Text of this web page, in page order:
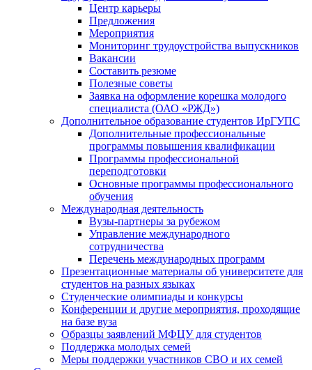
Центр карьеры
Предложения
Мероприятия
Мониторинг трудоустройства выпускников
Вакансии
Составить резюме
Полезные советы
Заявка на оформление корешка молодого
специалиста (ОАО «РЖД»)
Дополнительное образование студентов ИрГУПС
Дополнительные профессиональные
программы повышения квалификации
Программы профессиональной
переподготовки
Основные программы профессионального
обучения
Международная деятельность
Вузы-партнеры за рубежом
Управление международного
сотрудничества
Перечень международных программ
Презентационные материалы об университете для
студентов на разных языках
Студенческие олимпиады и конкурсы
Конференции и другие мероприятия, проходящие
на базе вуза
Образцы заявлений МФЦУ для студентов
Поддержка молодых семей
Меры поддержки участников СВО и их семей